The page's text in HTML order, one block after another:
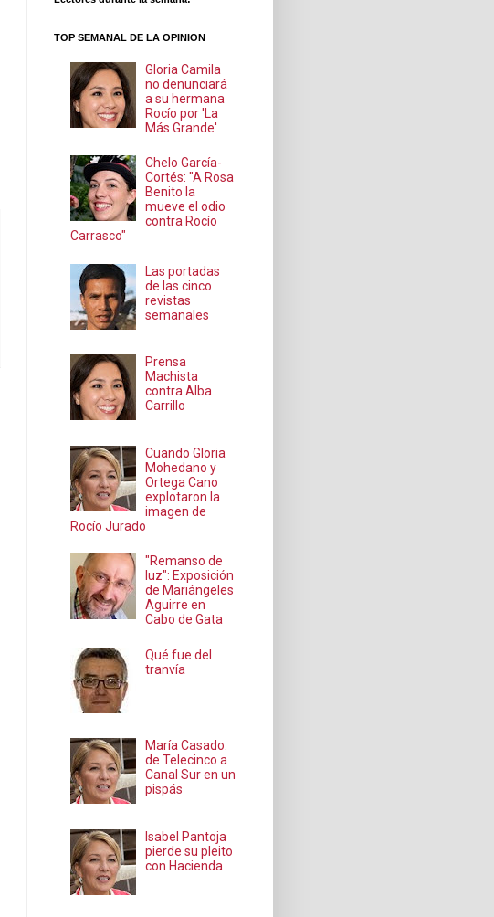
TOP SEMANAL DE LA OPINION
Gloria Camila
no denunciará
a su hermana
Rocío por 'La
Más Grande'
Chelo García-
Cortés: "A Rosa
Benito la
mueve el odio
contra Rocío
Carrasco"
Las portadas
de las cinco
revistas
semanales
Prensa
Machista
contra Alba
Carrillo
Cuando Gloria
Mohedano y
Ortega Cano
explotaron la
imagen de
Rocío Jurado
"Remanso de
luz": Exposición
de Mariángeles
Aguirre en
Cabo de Gata
Qué fue del
tranvía
María Casado:
de Telecinco a
Canal Sur en un
pispás
Isabel Pantoja
pierde su pleito
con Hacienda